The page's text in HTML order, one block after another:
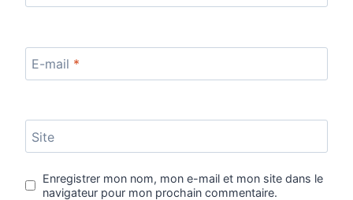
E-mail *
Site
Enregistrer mon nom, mon e-mail et mon site dans le
navigateur pour mon prochain commentaire.